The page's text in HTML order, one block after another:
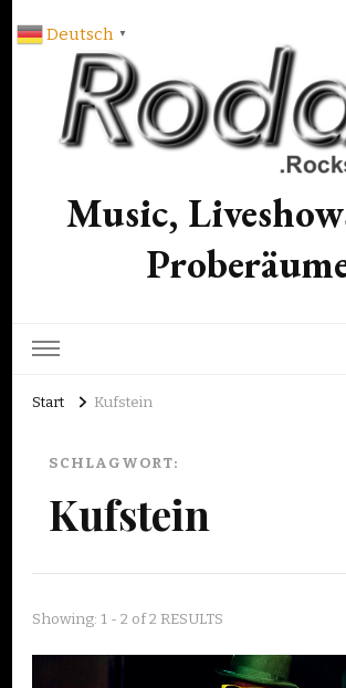
Music,
Start Kufstein
SCHLAGWORT:
Kufstein
Showing: 1 - 2 of 2 RESULTS
Deutsch ▼